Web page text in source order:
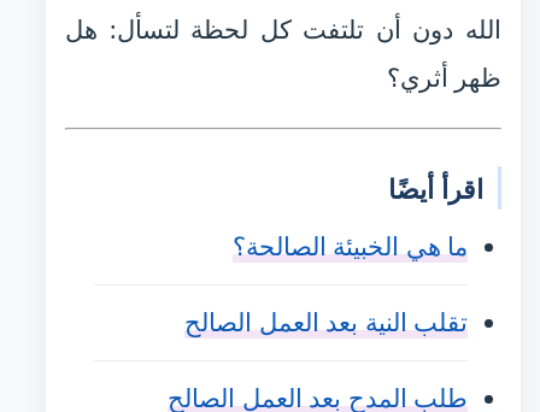
الله دون أن تلتفت كل لحظة لتسأل: هل
ظهر أثري؟
اقرأ أيضًا
ما هي الخبيئة الصالحة؟
تقلب النية بعد العمل الصالح
طلب المدح بعد العمل الصالح